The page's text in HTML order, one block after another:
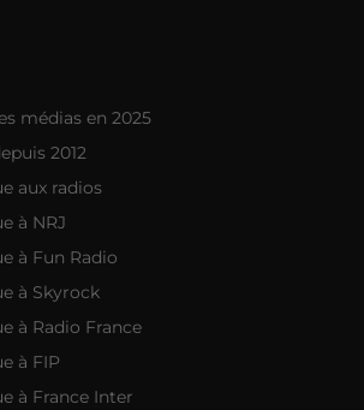
médias en 2025
2012
aux radios
à NRJ
à Fun Radio
à Skyrock
à Radio France
à FIP
à France Inter